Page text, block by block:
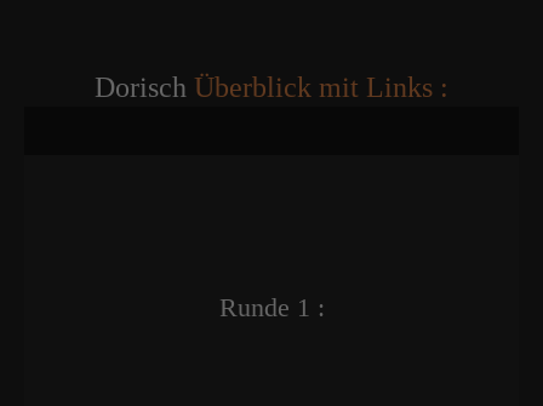
Dorisch Überblick mit Links :
Runde 1 :